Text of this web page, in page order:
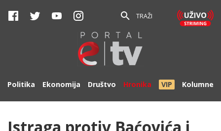
TRAŽI
Politika Ekonomija Društvo Hronika VIP Kolumne